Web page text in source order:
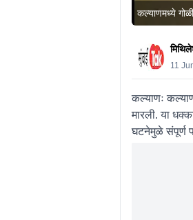
कल्याणमध्ये
11
कल्याणः
मारली. या
घटनेमुळे संपूर्ण